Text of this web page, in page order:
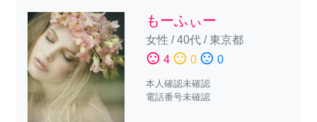
もーふぃー
女性 /40代/東京都
sentiment_satisfied 4 sentiment_neutral 0 sentiment_dissatisfied 0
本人確認未確認
電話番号未確認